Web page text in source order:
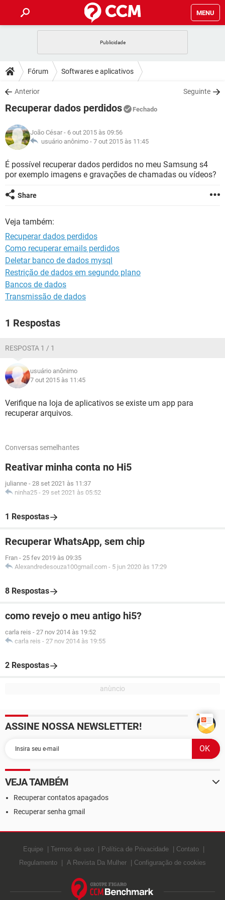
MENU
CELULAR FACEBOOK
OUTLOOK
INSTAGRAM GMAIL
GUIA DE COMPRAS
DICAS
JOGOS WHATSAPP
INSTAGRAM GMAIL
GUIA DE COMPRAS
DOWNLOADS
JOGOS WHATSAPP
CELULAR
OUTLOOK EXCEL
INSTAGRAM GMAIL
GUIA DE COMPRAS
FÓRUM
JOGOS WHATSAPP
CELULAR
OUTLOOK EXCEL
GLOSSÁRIO
WHATSAPP
CELULAR FACEBOOK
OUTLOOK
GUIA DE COMPRAS
Fórum Softwares e aplicativos
Anterior Seguinte
Recuperar dados perdidos Fechado
João César - 6 out 2015 às 09:56
usuário anônimo - 7 out 2015 às 11:45
É possível recuperar dados perdidos no meu Samsung s4
por exemplo imagens e gravações de chamadas ou vídeos?
Share
Veja também:
Recuperar dados perdidos
Como recuperar emails perdidos
Deletar banco de dados mysql
Restrição de dados em segundo plano
Bancos de dados
Transmissão de dados
1 Respostas
RESPOSTA 1 / 1
usuário anônimo
7 out 2015 às 11:45
Verifique na loja de aplicativos se existe um app para
recuperar arquivos.
Conversas semelhantes
Reativar minha conta no Hi5
julianne - 28 set 2021 às 11:37
ninha25 - 29 set 2021 às 05:52
1 Respostas
Recuperar WhatsApp, sem chip
Fran - 25 fev 2019 às 09:35
Alexandredesouza100gmail.com - 5 jun 2020 às 17:29
8 Respostas
como revejo o meu antigo hi5?
carla reis - 27 nov 2014 às 19:52
carla reis - 27 nov 2014 às 19:55
2 Respostas
ASSINE NOSSA NEWSLETTER!
VEJA TAMBÉM
Recuperar contatos apagados
Recuperar senha gmail
Equipe Termos de uso Política de Privacidade
Contato
Regulamento
A Revista Da Mulher Configuração de cookies